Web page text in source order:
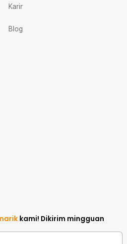
Karir
Blog
kami! Dikirim mingguan